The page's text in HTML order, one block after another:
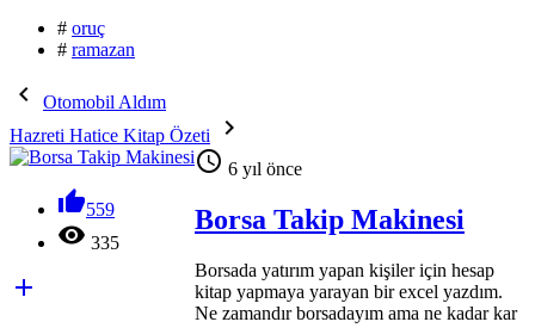
# oruç
# ramazan

Otomobil Aldım
Hazreti Hatice Kitap Özeti

559
 335

 6 yıl önce
Borsa Takip Makinesi
Borsada yatırım yapan kişiler için hesap
kitap yapmaya yarayan bir excel yazdım.
Ne zamandır borsadayım ama ne kadar kar